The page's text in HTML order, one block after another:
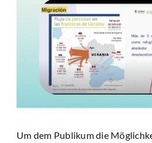
Um dem Publikum die